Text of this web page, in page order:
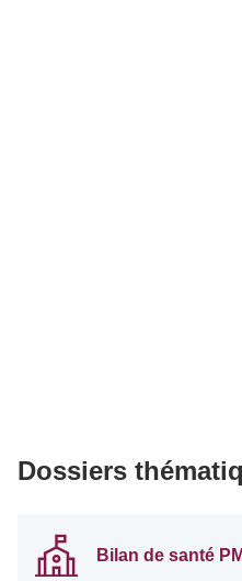
Dossiers
Bilan de santé